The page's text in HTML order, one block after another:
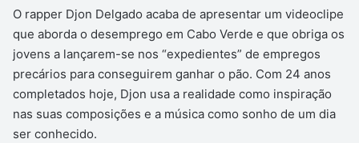
mail
O rapper Djon Delgado acaba de apresentar um videoclipe
que aborda o desemprego em Cabo Verde e que obriga os
jovens a lançarem-se nos “expedientes” de empregos
precários para conseguirem ganhar o pão. Com 24 anos
completados hoje, Djon usa a realidade como inspiração
nas suas composições e a música como sonho de um dia
ser conhecido.